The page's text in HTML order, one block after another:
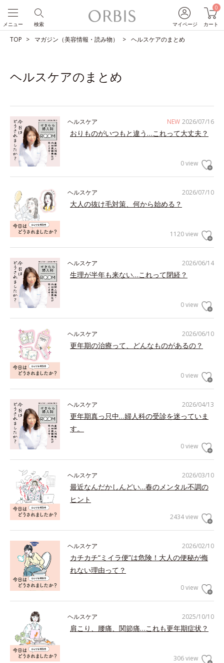
マイページ
0
カート
検索
メニュー
TOP マガジン（美容情報・読み物） ヘルスケアのまとめ
ヘルスケアのまとめ
NEW 2026/07/16
ヘルスケア
おりものがいつもと違う…これって大丈夫？
0 view
2026/07/10
ヘルスケア
大人の抜け毛対策、何から始める？
1120 view
2026/06/14
ヘルスケア
生理が半年も来ない…これって閉経？
0 view
2026/06/10
ヘルスケア
更年期の治療って、どんなものがあるの？
0 view
2026/04/13
ヘルスケア
更年期真っ只中…婦人科の受診を迷っていま
す。
0 view
2026/03/10
ヘルスケア
最近なんだかしんどい…春のメンタル不調の
ヒント
2434 view
2026/02/10
ヘルスケア
カチカチ“ミイラ便”は危険！大人の便秘が侮
れない理由って？
0 view
2025/10/10
ヘルスケア
肩こり、腰痛、関節痛…これも更年期症状？
306 view